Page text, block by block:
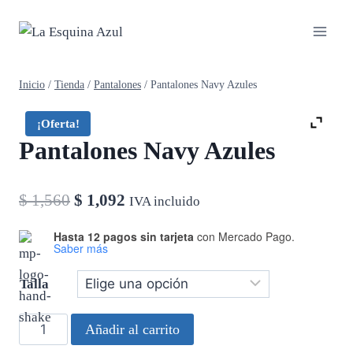
Inicio / Tienda / Pantalones / Pantalones Navy Azules
¡Oferta!
Pantalones Navy Azules
$1,560 El
original
era:
$ 1,092 El
es:
IVA incluido
Hasta 12 pagos sin tarjeta con Mercado Pago.
Saber más
Talla
Pantalones
Navy
Añadir al carrito